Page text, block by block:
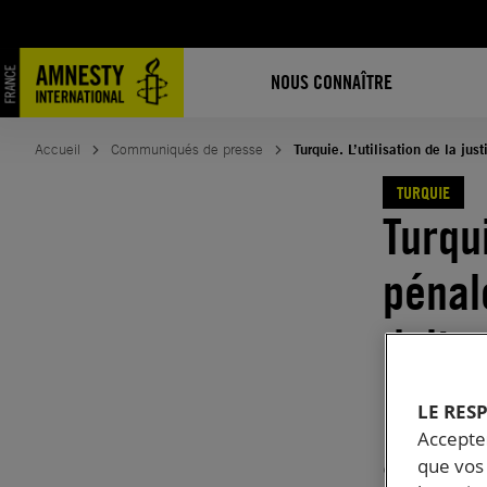
NOUS CONNAÎTRE
contenu
Accueil Communiqués de presse Turquie. L’utilisation de la
TURQUIE
doit
LE
que